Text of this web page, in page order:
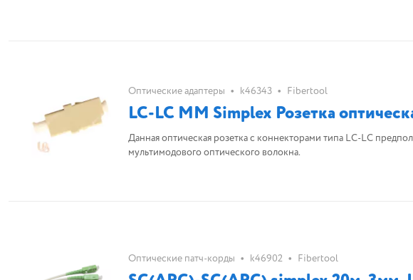
Оптические адаптеры • k46343 • Fibertool
LC-LC MM Simplex Розетка
Данная оптическая розетка с коннекторами типа LC-LC
мультимодового оптического волокна.
Оптические патч-корды • k46902 • Fibertool